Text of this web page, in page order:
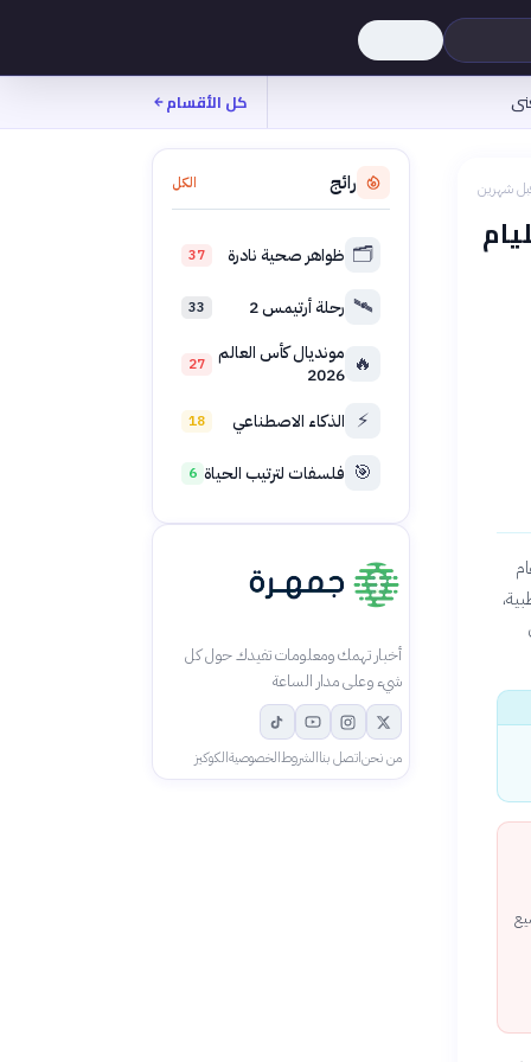
كل الأقسام
شهرين رائج الكل
🗂️ ظواهر صحية نادرة 37
🛰️ رحلة أرتيمس 2 33
🔥 مونديال كأس العالم
2026
27
⚡ الذكاء الاصطناعي 18
🎯 فلسفات لترتيب الحياة 6
أخبار تهمك ومعلومات تفيدك حول كل
شيء وعلى مدار الساعة
من نحناتصل بناالشروطالخصوصيةالكوكيز